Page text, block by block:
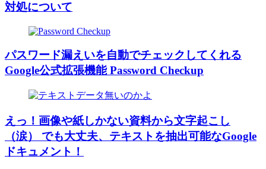
対処について
パスワード漏えいを自動でチェックしてくれる
Google公式拡張機能 Password Checkup
えっ！画像や紙しかない資料から文字起こし
（涙） でも大丈夫、テキストを抽出可能なGoogle
ドキュメント！